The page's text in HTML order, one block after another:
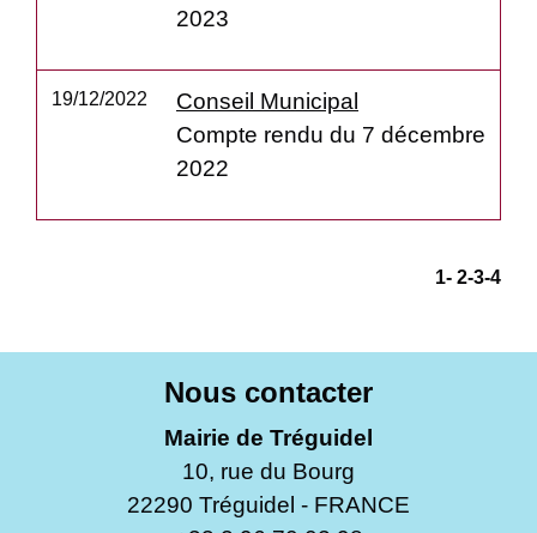
2023
19/12/2022
Conseil Municipal
Compte rendu du 7 décembre
2022
1- 2-3-4
Nous contacter
Mairie de Tréguidel
10, rue du Bourg
22290 Tréguidel - FRANCE